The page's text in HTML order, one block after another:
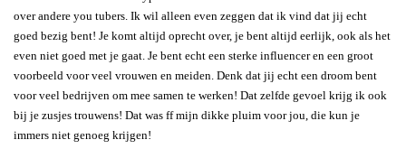
over andere you tubers. Ik wil alleen even zeggen dat ik vind dat jij echt
goed bezig bent! Je komt altijd oprecht over, je bent altijd eerlijk, ook als het
even niet goed met je gaat. Je bent echt een sterke influencer en een groot
voorbeeld voor veel vrouwen en meiden. Denk dat jij echt een droom bent
voor veel bedrijven om mee samen te werken! Dat zelfde gevoel krijg ik ook
bij je zusjes trouwens! Dat was ff mijn dikke pluim voor jou, die kun je
immers niet genoeg krijgen!